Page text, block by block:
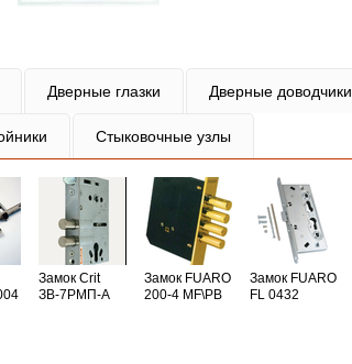
Дверные глазки Дверные доводчики
Стыковочные узлы
Замок Crit
ЗВ-7РМП-А
Замок FUARO
200-4 MF\РВ
Замок FUARO
FL 0432